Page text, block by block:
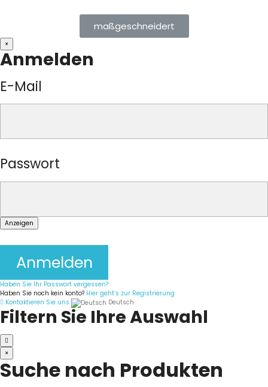
maßgeschneidert
×
Anmelden
E-Mail
Passwort
Anzeigen
Anmelden
Haben Sie Ihr Passwort vergessen?
Haben Sie noch kein konto? Hier geht’s zur Registrierung
Kontaktieren Sie uns
Deutsch
Filtern Sie Ihre Auswahl
×
Suche nach Produkten